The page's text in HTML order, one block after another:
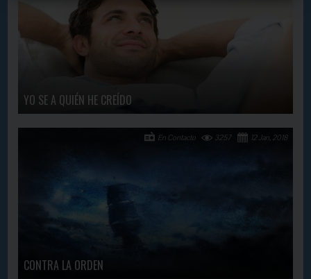
YO SE A QUIÉN HE CREÍDO
CONTRA LA ORDEN
12 Jan, 2018
3257
En Contacto